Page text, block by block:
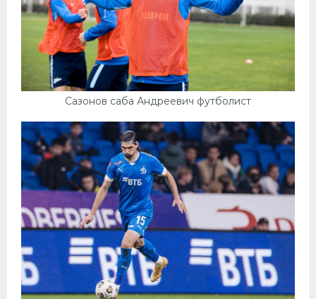
Сазонов саба Андреевич футболист